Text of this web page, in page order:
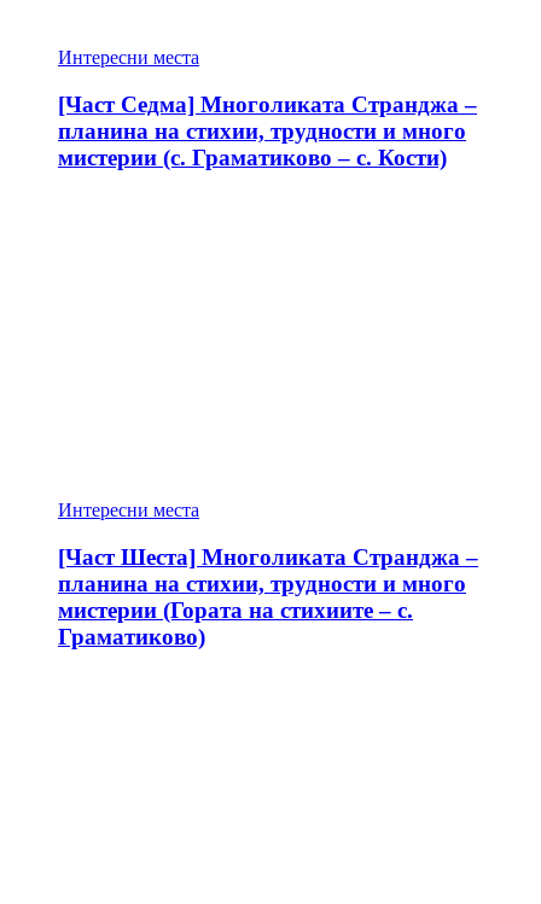
Интересни места
[Част Седма] Многоликата Странджа –
планина на стихии, трудности и много
мистерии (с. Граматиково – с. Кости)
Интересни места
[Част Шеста] Многоликата Странджа –
планина на стихии, трудности и много
мистерии (Гората на стихиите – с.
Граматиково)